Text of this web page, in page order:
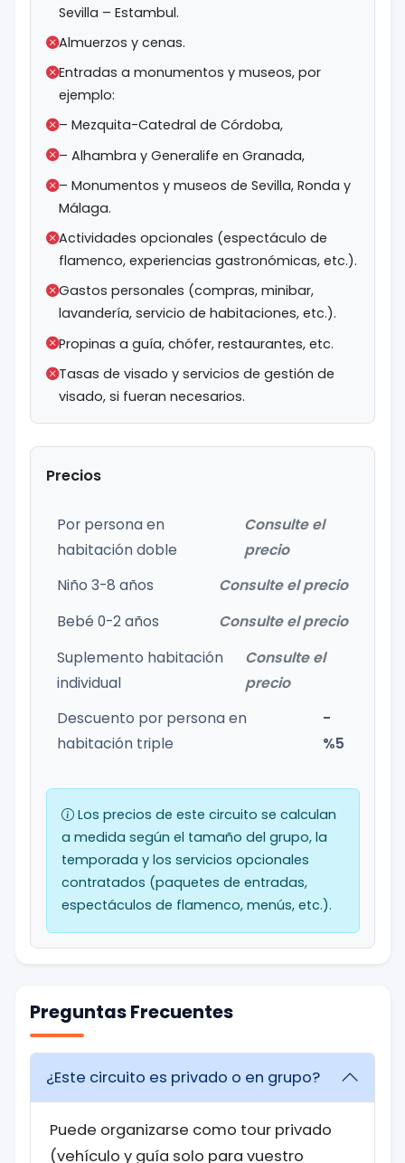
Sevilla – Estambul.
Almuerzos y cenas.
Entradas a monumentos y museos, por
ejemplo:
– Mezquita-Catedral de Córdoba,
– Alhambra y Generalife en Granada,
– Monumentos y museos de Sevilla, Ronda y
Málaga.
Actividades opcionales (espectáculo de
flamenco, experiencias gastronómicas, etc.).
Gastos personales (compras, minibar,
lavandería, servicio de habitaciones, etc.).
Propinas a guía, chófer, restaurantes, etc.
Tasas de visado y servicios de gestión de
visado, si fueran necesarios.
Precios
Por persona en
habitación doble
Consulte el
precio
Niño 3-8 años
Consulte el precio
Bebé 0-2 años
Consulte el precio
Suplemento habitación
individual
Consulte el
precio
Descuento por persona en
habitación triple
-
%5
Los precios de este circuito se calculan
a medida según el tamaño del grupo, la
temporada y los servicios opcionales
contratados (paquetes de entradas,
espectáculos de flamenco, menús, etc.).
Preguntas Frecuentes
¿Este circuito es privado o en grupo?
Puede organizarse como tour privado
(vehículo y guía solo para vuestro